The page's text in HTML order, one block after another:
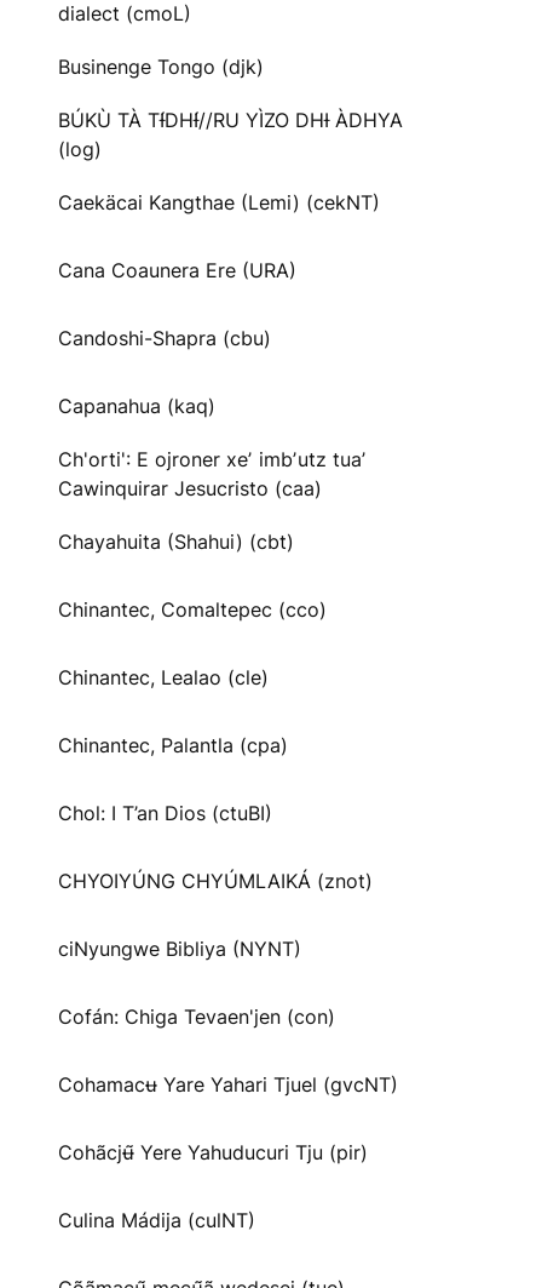
dialect (cmoL)
Businenge Tongo (djk)
BÚKÙ TÀ TƗ́DHƗ́//RU YÌZO DHƗ ÀDHYA
(log)
Caekäcai Kangthae (Lemi) (cekNT)
Cana Coaunera Ere (URA)
Candoshi-Shapra (cbu)
Capanahua (kaq)
Ch'orti': E ojroner xeʼ imbʼutz tuaʼ
Cawinquirar Jesucristo (caa)
Chayahuita (Shahui) (cbt)
Chinantec, Comaltepec (cco)
Chinantec, Lealao (cle)
Chinantec, Palantla (cpa)
Chol: I T’an Dios (ctuBI)
CHYOIYÚNG CHYÚMLAIKÁ (znot)
ciNyungwe Bibliya (NYNT)
Cofán: Chiga Tevaen'jen (con)
Cohamacʉ Yare Yahari Tjuel (gvcNT)
Cohãcjʉ̃ Yere Yahuducuri Tju (pir)
Culina Mádija (culNT)